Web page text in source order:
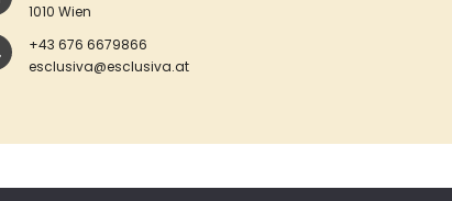
1010 Wien
+43 676 6679866
esclusiva@esclusiva.at